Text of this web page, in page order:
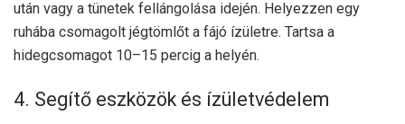
után vagy a tünetek fellángolása idején. Helyezzen egy
ruhába csomagolt jégtömlőt a fájó ízületre. Tartsa a
hidegcsomagot 10–15 percig a helyén.
4. Segítő eszközök és ízületvédelem